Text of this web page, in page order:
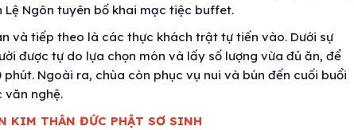
Ngôn tuyên bố khai mạc tiệc buffet.
và tiếp theo là các thực khách trật tự tiến vào. Dưới sự
được tự do lựa chọn món và lấy số lượng vừa đủ ăn, để
Ngoài ra, chùa còn phục vụ nui và bún đến cuối buổi
văn nghệ.
KIM THÂN ĐỨC PHẬT SƠ SINH